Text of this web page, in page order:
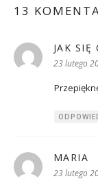
13
JAK SIĘ
23 lutego
MARIA
23 lutego